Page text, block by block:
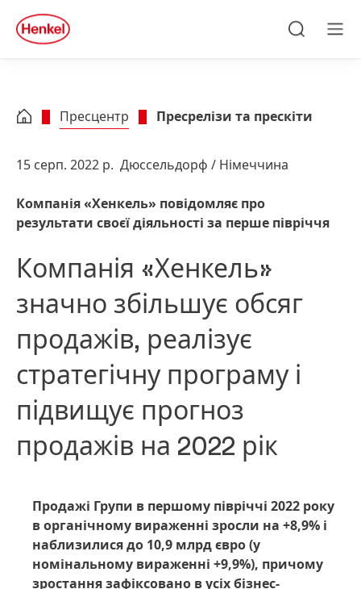
Skip to footer
quick
search
Пресцентр Пресрелізи та прескіти
15 серп. 2022 р. Дюссельдорф / Німеччина
Компанія «Хенкель» повідомляє про
результати своєї діяльності за перше півріччя
Компанія «Хенкель»
значно збільшує обсяг
продажів, реалізує
стратегічну програму і
підвищує прогноз
продажів на 2022 рік
Продажі Групи в першому півріччі 2022 року
в органічному вираженні зросли на +8,9% і
наблизилися до 10,9 млрд євро(у
номінальному вираженні +9,9%), причому
зростання зафіксовано в усіх бізнес-